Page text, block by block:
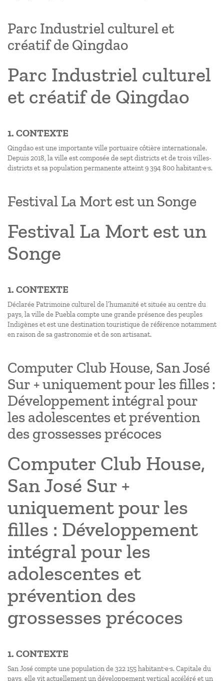
Parc Industriel culturel et
créatif de Qingdao
Parc Industriel culturel
et créatif de Qingdao
1. CONTEXTE
Qingdao est une importante ville portuaire côtière internationale.
Depuis 2018, la ville est composée de sept districts et de trois villes-
districts et sa population permanente atteint 9 394 800 habitant·e·s.
Festival La Mort est un Songe
Festival La Mort est un
Songe
1. CONTEXTE
Déclarée Patrimoine culturel de l’humanité et située au centre du
pays, la ville de Puebla compte une grande présence des peuples
Indigènes et est une destination touristique de référence notamment
en raison de sa gastronomie et de son artisanat.
Computer Club House, San José
Sur + uniquement pour les filles :
Développement intégral pour
les adolescentes et prévention
des grossesses précoces
Computer Club House,
San José Sur +
uniquement pour les
filles : Développement
intégral pour les
adolescentes et
prévention des
grossesses précoces
1. CONTEXTE
San José compte une population de 322 155 habitant·e·s. Capitale du
pays, elle vit actuellement un développement vertical accéléré et un